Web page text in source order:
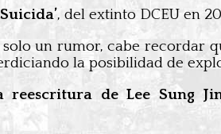
, del extinto DCEU en
un rumor, cabe recordar
la posibilidad de
de Lee Sung